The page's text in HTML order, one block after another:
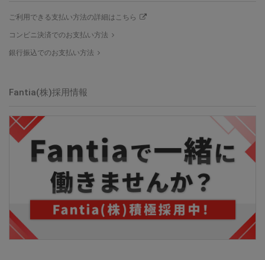
ご利用できる支払い方法の詳細はこちら
コンビニ決済でのお支払い方法
銀行振込でのお支払い方法
Fantia(株)採用情報